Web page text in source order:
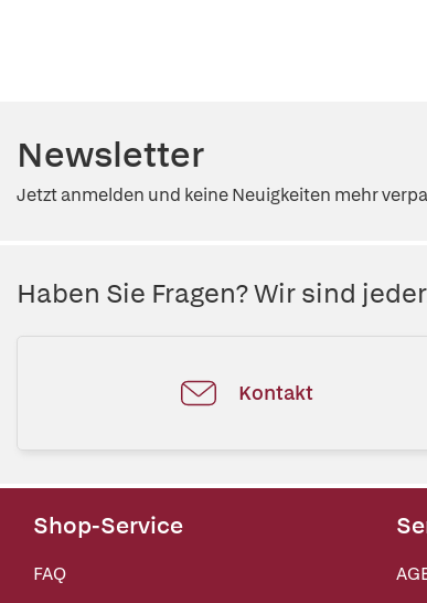
Newsletter
Jetzt anmelden und keine Neuigkeiten mehr
Haben Sie Fragen? Wir sind
Kontakt
Shop-Service
FAQ